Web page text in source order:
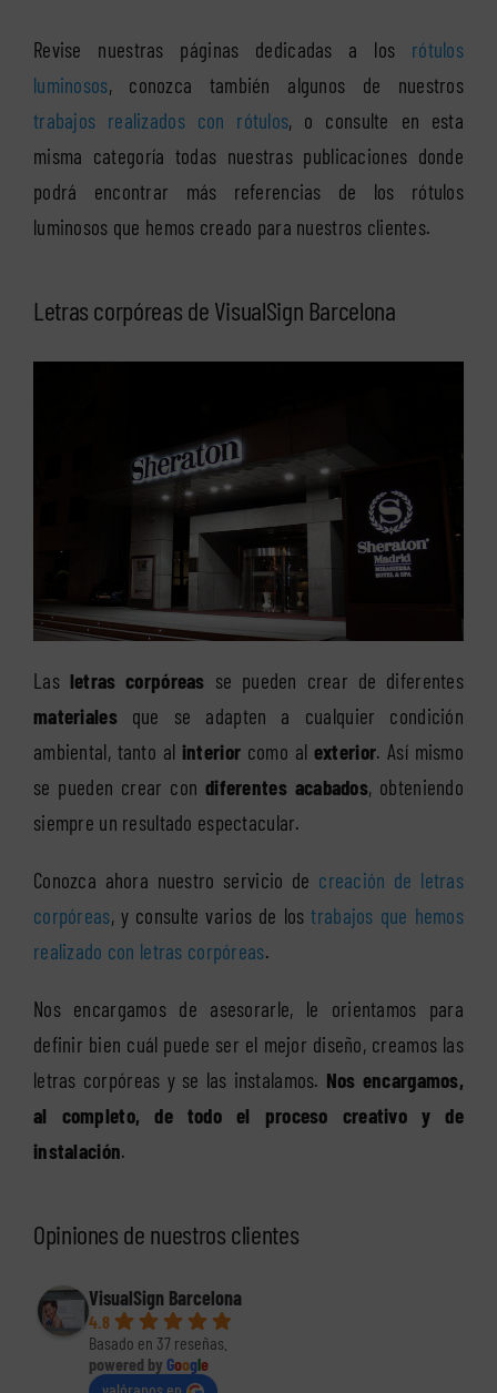
Revise nuestras páginas dedicadas a los rótulos
luminosos, conozca también algunos de nuestros
trabajos realizados con rótulos, o consulte en esta
misma categoría todas nuestras publicaciones donde
podrá encontrar más referencias de los rótulos
luminosos que hemos creado para nuestros clientes.
Letras corpóreas de VisualSign Barcelona
Las letras corpóreas se pueden crear de diferentes
materialesque se adapten a cualquier condición
ambiental, tanto al interior como al exterior. Así mismo
se pueden crear condiferentes acabados, obteniendo
siempre un resultado espectacular.
Conozca ahora nuestro servicio de creación de letras
corpóreas, y consulte varios de lostrabajos que hemos
realizado con letras corpóreas.
Nos encargamos de asesorarle, le orientamos para
definir bien cuál puede ser el mejor diseño, creamos las
letras corpóreas y se las instalamos. Nos encargamos,
al completo, de todo el proceso creativo y de
instalación.
Opiniones de nuestros clientes
VisualSign Barcelona
4.8
Basado en 37 reseñas.
powered by Google